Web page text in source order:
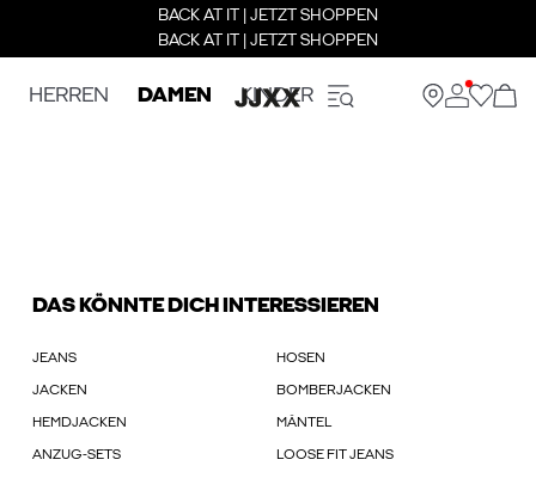
BACK AT IT | JETZT SHOPPEN
BACK AT IT | JETZT SHOPPEN
HERREN DAMEN KINDER
DAS KÖNNTE DICH INTERESSIEREN
JEANS HOSEN
JACKEN BOMBERJACKEN
HEMDJACKEN MÄNTEL
ANZUG-SETS LOOSE FIT JEANS